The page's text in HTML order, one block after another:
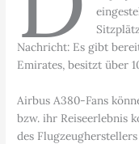
Nachricht: Es gibt
Emirates, besitzt über
Airbus A380-Fans
bzw. ihr Reiseerlebnis
des